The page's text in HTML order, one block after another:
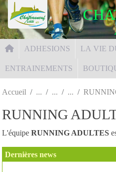
ADHESIONS LA VIE
ENTRAINEMENTS
Accueil
RUNNING
L'équipe RUNNING ADULTES
Dernières news
Panneau de gestion des cookies